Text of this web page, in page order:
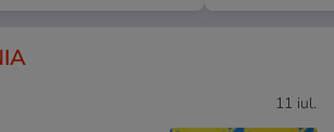
11 iul.